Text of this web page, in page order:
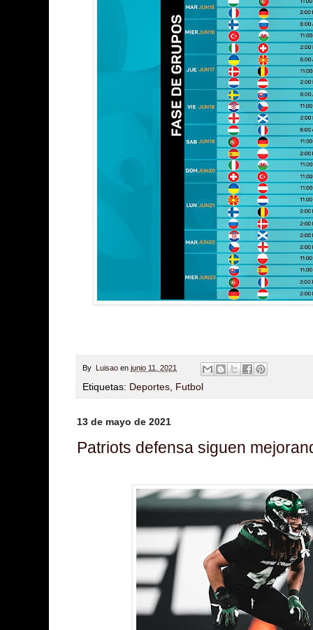
By Luisao en junio 11, 2021
Etiquetas: Deportes Futbol
13 de mayo de 2021
Patriots defensa siguen